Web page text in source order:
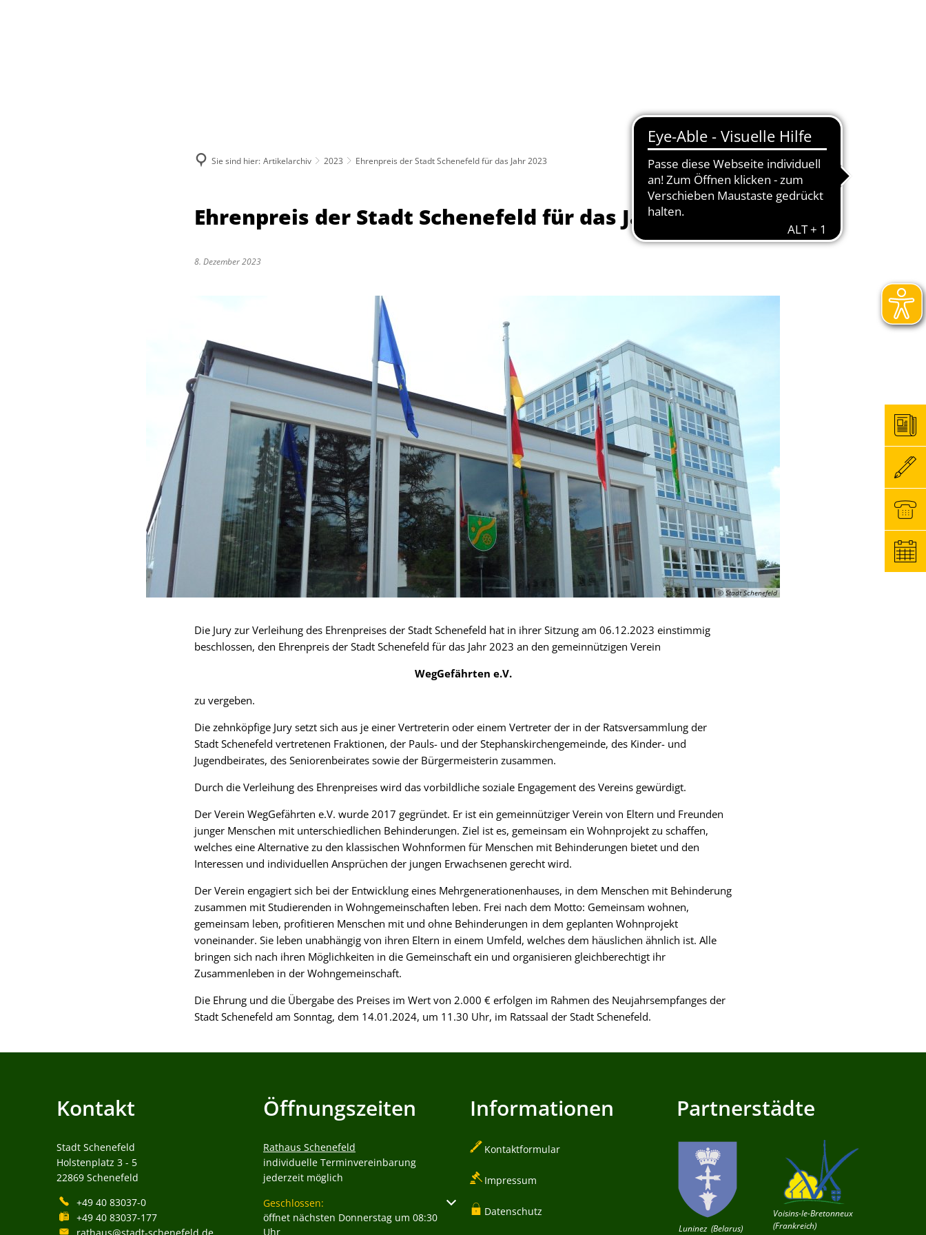
Sie sind hier: Artikelarchiv 2023 Ehrenpreis der Stadt Schenefeld für das Jahr 2023
Ehrenpreis der Stadt Schenefeld für das Jahr 2023
8. Dezember 2023
© Stadt Schenefeld
Die Jury zur Verleihung des Ehrenpreises der Stadt Schenefeld hat in ihrer Sitzung am 06.12.2023 einstimmig
beschlossen, den Ehrenpreis der Stadt Schenefeld für das Jahr 2023 an den gemeinnützigen Verein
WegGefährten e.V.
zu vergeben.
Die zehnköpfige Jury setzt sich aus je einer Vertreterin oder einem Vertreter der in der Ratsversammlung der
Stadt Schenefeld vertretenen Fraktionen, der Pauls- und der Stephanskirchengemeinde, des Kinder- und
Jugendbeirates, des Seniorenbeirates sowie der Bürgermeisterin zusammen.
Durch die Verleihung des Ehrenpreises wird das vorbildliche soziale Engagement des Vereins gewürdigt.
Der Verein WegGefährten e.V. wurde 2017 gegründet. Er ist ein gemeinnütziger Verein von Eltern und Freunden
junger Menschen mit unterschiedlichen Behinderungen. Ziel ist es, gemeinsam ein Wohnprojekt zu schaffen,
welches eine Alternative zu den klassischen Wohnformen für Menschen mit Behinderungen bietet und den
Interessen und individuellen Ansprüchen der jungen Erwachsenen gerecht wird.
Der Verein engagiert sich bei der Entwicklung eines Mehrgenerationenhauses, in dem Menschen mit Behinderung
zusammen mit Studierenden in Wohngemeinschaften leben. Frei nach dem Motto: Gemeinsam wohnen,
gemeinsam leben, profitieren Menschen mit und ohne Behinderungen in dem geplanten Wohnprojekt
voneinander. Sie leben unabhängig von ihren Eltern in einem Umfeld, welches dem häuslichen ähnlich ist. Alle
bringen sich nach ihren Möglichkeiten in die Gemeinschaft ein und organisieren gleichberechtigt ihr
Zusammenleben in der Wohngemeinschaft.
Die Ehrung und die Übergabe des Preises im Wert von 2.000 € erfolgen im Rahmen des Neujahrsempfanges der
Stadt Schenefeld am Sonntag, dem 14.01.2024, um 11.30 Uhr, im Ratssaal der Stadt Schenefeld.
Kontakt
Stadt Schenefeld
Holstenplatz 3 - 5
22869 Schenefeld
+49 40 83037-0
+49 40 83037-177
Öffnungszeiten
Rathaus Schenefeld
individuelle Terminvereinbarung
jederzeit möglich
Klicken, um weitere Öffnungs- oder Schließzeiten auszublenden
Geschlossen:
öffnet nächsten Donnerstag um 08:30
Uhr
Informationen
Kontaktformular
Impressum
Datenschutz
Partnerstädte
Luninez (Belarus)
Voisins-le-Bretonneux
(Frankreich)